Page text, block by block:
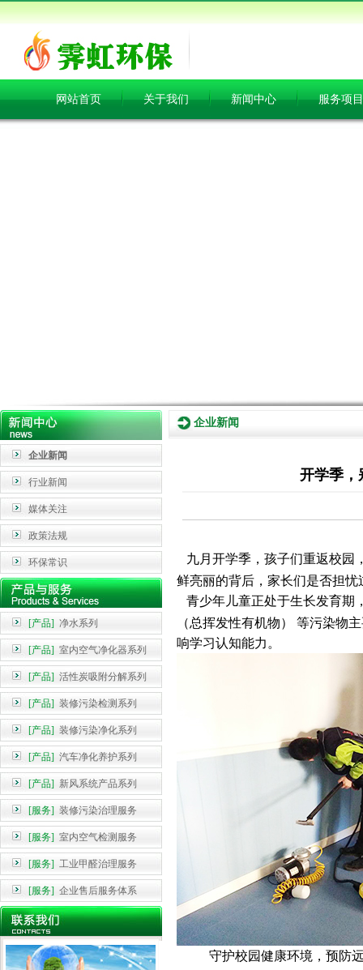
网站首页 关于我们 新闻中心 服务项目
企业新闻
行业新闻
媒体关注
政策法规
环保常识
[产品] 净水系列
[产品] 室内空气净化器系列
[产品] 活性炭吸附分解系列
[产品] 装修污染检测系列
[产品] 装修污染净化系列
[产品] 汽车净化养护系列
[产品] 新风系统产品系列
[服务] 装修污染治理服务
[服务] 室内空气检测服务
[服务] 工业甲醛治理服务
[服务] 企业售后服务体系
企业新闻
开学季，
九月开学季，孩子们重返校园
鲜亮丽的背后，家长们是否担
青少年儿童正处于生长发育期
（总挥发性有机物） 等污染物
响学习认知能力。
守护校园健康环境，预防